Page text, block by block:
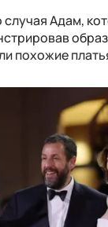
Адам,
похожие